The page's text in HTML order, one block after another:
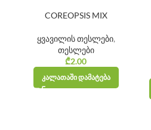
COREOPSIS MIX
ყვავილის თესლები,
თესლები
₾2.00
ᲙᲐᲚᲐᲗᲐᲨᲘ ᲓᲐᲛᲐᲢᲔᲑᲐ